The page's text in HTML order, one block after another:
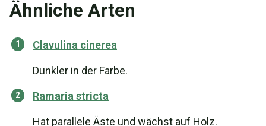
Ähnliche Arten
Clavulina cinerea
Dunkler in der Farbe.
Ramaria stricta
Hat parallele Äste und wächst auf Holz.